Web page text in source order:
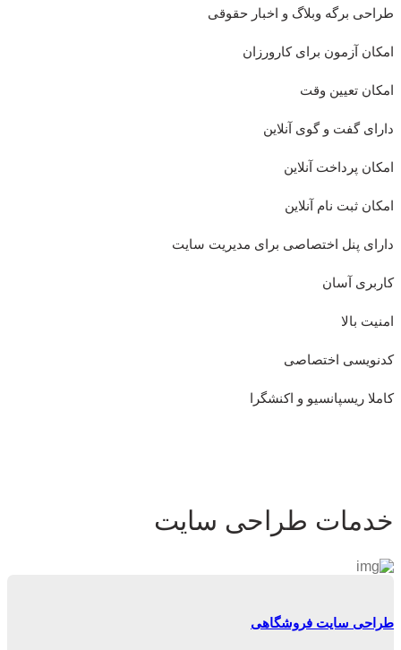
طراحی برگه وبلاگ و اخبار حقوقی
امکان آزمون برای کارورزان
امکان تعیین وقت
دارای گفت و گوی آنلاین
امکان پرداخت آنلاین
امکان ثبت نام آنلاین
دارای پنل اختصاصی برای مدیریت سایت
کاربری آسان
امنیت بالا
کدنویسی اختصاصی
کاملا ریسپانسیو و اکنشگرا
خدمات طراحی سایت
طراحی سایت فروشگاهی